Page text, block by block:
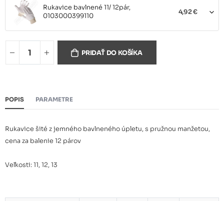
Rukavice bavlnené 11/ 12pár,
0103000399110
4,92 €
Rukavice bavlnené 12/ 12pár,
0103000399120
0103000399130
PRIDAŤ DO KOŠÍKA
POPIS PARAMETRE
Rukavice šité z jemného bavlneného úpletu, s pružnou manžetou,
cena za balenie 12 párov
Veľkosti: 11, 12, 13